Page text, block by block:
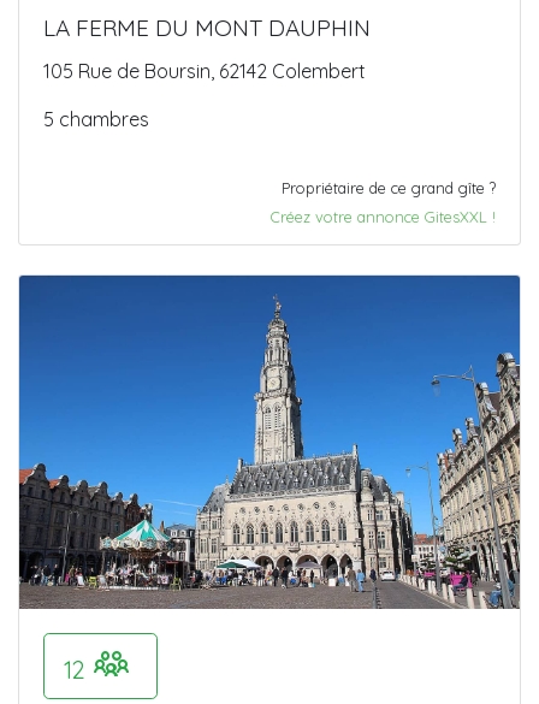
LA FERME DU MONT DAUPHIN
105 Rue de Boursin, 62142 Colembert
5 chambres
Propriétaire de ce grand gîte ?
Créez votre annonce GitesXXL !
12